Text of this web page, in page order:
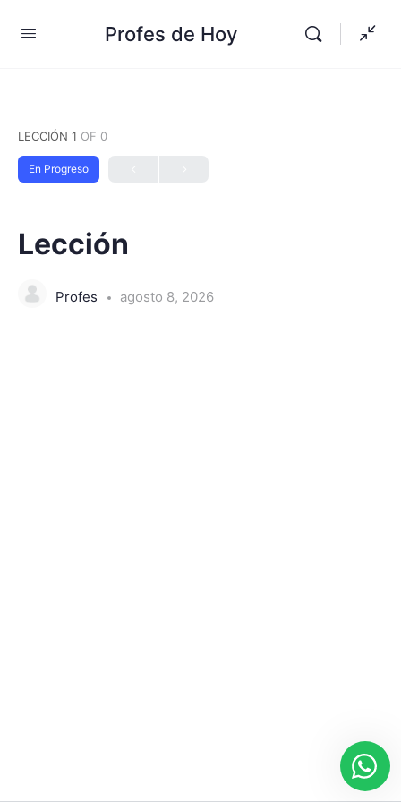
Profes de Hoy
LECCIÓN 1 OF 0
En Progreso
Lección
Profes agosto 8, 2026